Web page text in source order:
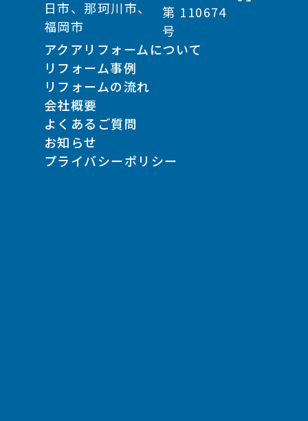
日市、那珂川市、
福岡市
第 110674
号
アクアリフォームについて
リフォーム事例
リフォームの流れ
会社概要
よくあるご質問
お知らせ
プライバシーポリシー